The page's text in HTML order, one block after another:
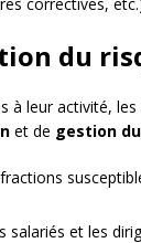
du
à leur activité,
et de gestion
et les